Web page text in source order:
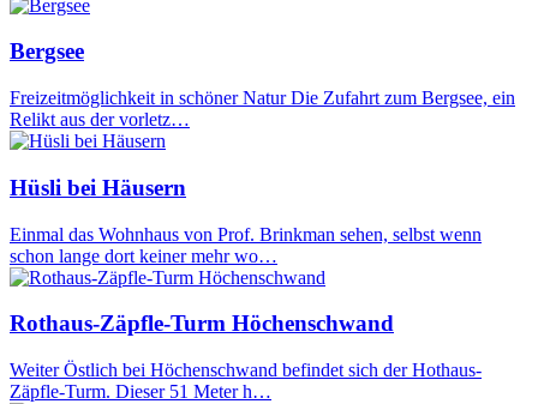
Bergsee
Freizeitmöglichkeit in schöner Natur Die Zufahrt zum Bergsee, ein
Relikt aus der vorletz…
Hüsli bei Häusern
Einmal das Wohnhaus von Prof. Brinkman sehen, selbst wenn
schon lange dort keiner mehr wo…
Rothaus-Zäpfle-Turm Höchenschwand
Weiter Östlich bei Höchenschwand befindet sich der Hothaus-
Zäpfle-Turm. Dieser 51 Meter h…